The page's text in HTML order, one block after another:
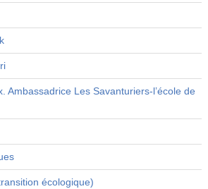
Ambassadrice Les Savanturiers-l’école de
écologique)